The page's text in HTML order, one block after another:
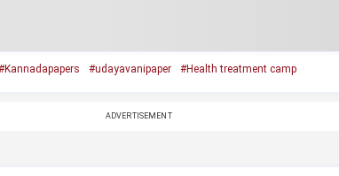
#udayavanipaper #Health treatment camp
ADVERTISEMENT